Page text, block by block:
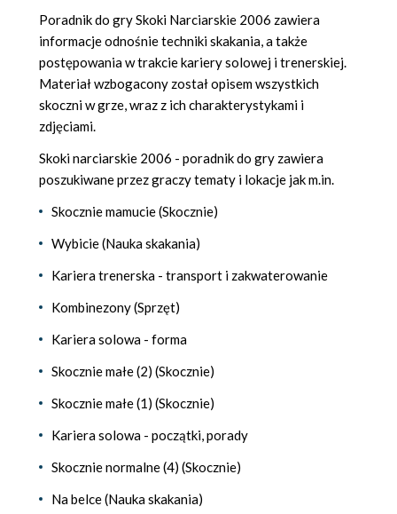
Poradnik do gry Skoki Narciarskie 2006 zawiera
informacje odnośnie techniki skakania, a także
postępowania w trakcie kariery solowej i trenerskiej.
Materiał wzbogacony został opisem wszystkich
skoczni w grze, wraz z ich charakterystykami i
zdjęciami.
Skoki narciarskie 2006 - poradnik do gry zawiera
poszukiwane przez graczy tematy i lokacje jak m.in.
Skocznie mamucie (Skocznie)
Wybicie (Nauka skakania)
Kariera trenerska - transport i zakwaterowanie
Kombinezony (Sprzęt)
Kariera solowa - forma
Skocznie małe (2) (Skocznie)
Skocznie małe (1) (Skocznie)
Kariera solowa - początki, porady
Skocznie normalne (4) (Skocznie)
Na belce (Nauka skakania)